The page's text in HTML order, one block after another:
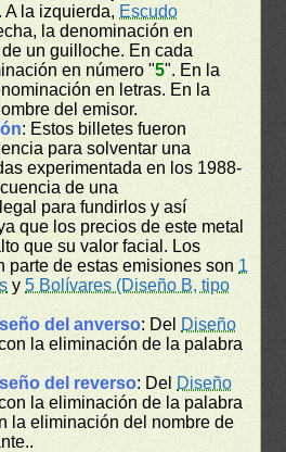
. A la izquierda, Escudo
la denominación en
un guilloche. En cada
en número "5". En la
en letras. En la
del emisor.
: Estos billetes fueron
para solventar una
experimentada en los 1988-
de una
para fundirlos y así
que los precios de este metal
que su valor facial. Los
parte de estas emisiones son 1
y5 Bolívares (Diseño B, tipo
del anverso: Del Diseño
la eliminación de la palabra
del reverso: Del Diseño
la eliminación de la palabra
la eliminación del nombre de